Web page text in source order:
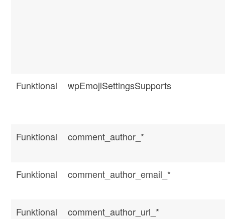
Funktional wpEmojiSettingsSupports
Funktional comment_author_*
Funktional comment_author_email_*
Funktional comment_author_url_*